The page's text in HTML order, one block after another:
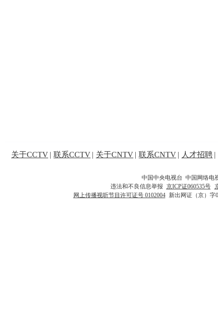
关于CCTV | 联系CCTV | 关于CNTV | 联系CNTV | 人才招聘 |
中国中央电视台 中国网络电
违法和不良信息举报 京ICP证060535号
网上传播视听节目许可证号 0102004 新出网证（京）